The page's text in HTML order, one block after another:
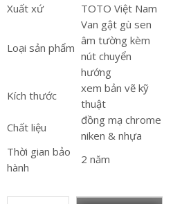
Xuất xứ
TOTO Việt Nam
Loại sản phẩm
Van gật gù sen
âm tường kèm
nút chuyển
hướng
Kích thước
xem bản vẽ kỹ
thuật
Chất liệu
đồng mạ chrome
niken & nhựa
Thời gian bảo
hành
2 năm